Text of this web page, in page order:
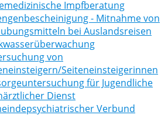
Impfberatung
- Mitnahme von
bei Auslandsreisen
von
Seiteneinsteigerinnen
für Jugendliche
Dienst
Verbund